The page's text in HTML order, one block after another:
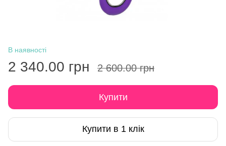
В наявності
2 340.00 грн 2 600.00 грн
Купити
Купити в 1 клік